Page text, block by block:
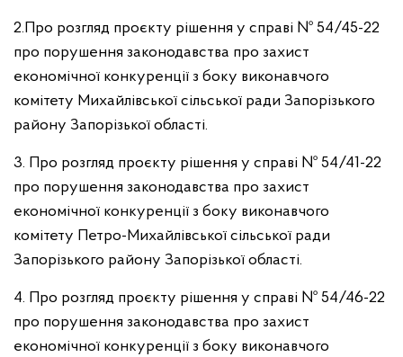
2.Про розгляд проєкту рішення у справі № 54/45-22
про порушення законодавства про захист
економічної конкуренції з боку виконавчого
комітету Михайлівської сільської ради Запорізького
району Запорізької області.
3. Про розгляд проєкту рішення у справі № 54/41-22
про порушення законодавства про захист
економічної конкуренції з боку виконавчого
комітету Петро-Михайлівської сільської ради
Запорізького району Запорізької області.
4. Про розгляд проєкту рішення у справі № 54/46-22
про порушення законодавства про захист
економічної конкуренції з боку виконавчого